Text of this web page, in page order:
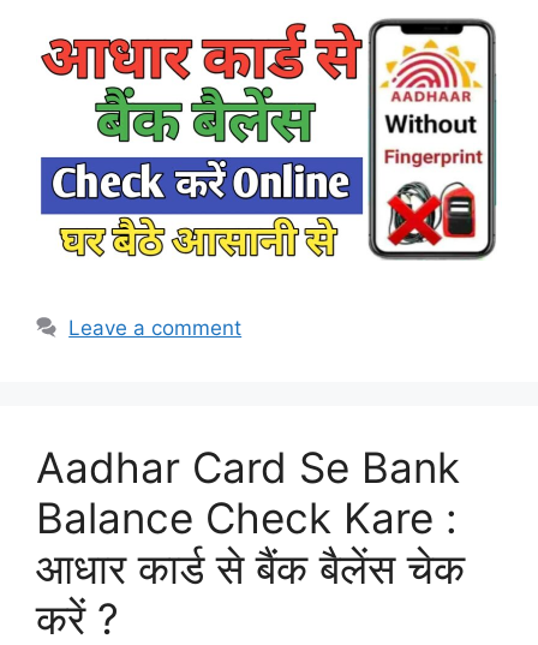
Leave a comment
Aadhar Card Se Bank
Balance Check Kare :
आधार कार्ड से बैंक बैलेंस चेक
करें ?